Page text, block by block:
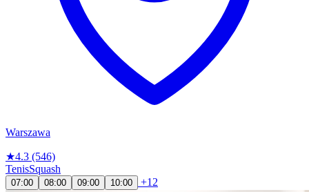
Warszawa
★4.3 (546)
TenisSquash
07:00 08:00 09:00 10:00 +12